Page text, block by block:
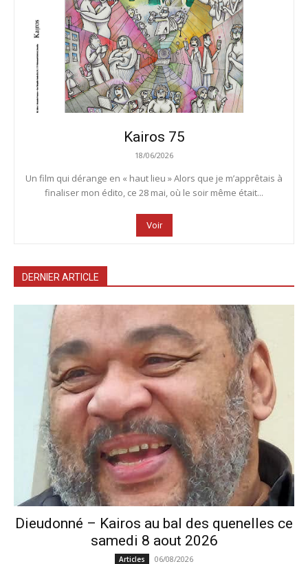
Kairos 75
18/06/2026
Un film qui dérange en « haut lieu » Alors que je m’apprêtais à
finaliser mon édito, ce 28 mai, où le soir même était...
Voir
DERNIER ARTICLE
Dieudonné – Kairos au bal des quenelles ce
samedi 8 aout 2026
Articles 06/08/2026